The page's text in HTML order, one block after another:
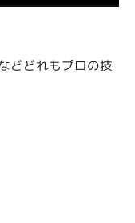
どどれもプロの技